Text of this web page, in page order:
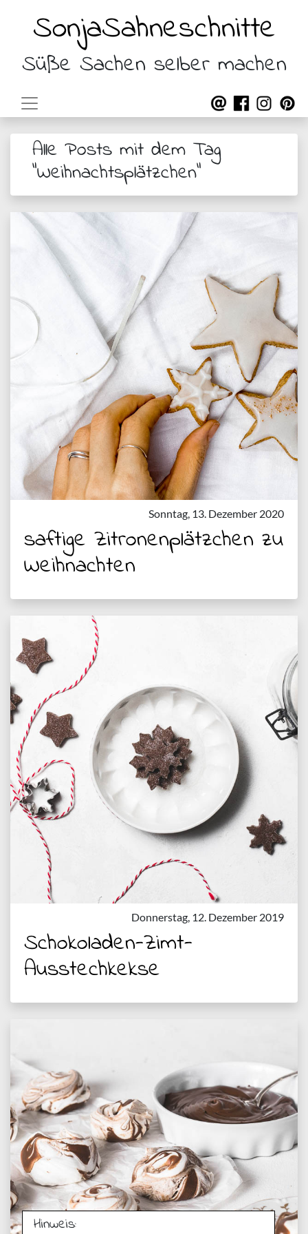
SonjaSahneschnitte
Süße Sachen selber machen
Alle Posts mit dem Tag
"Weihnachtsplätzchen"
Sonntag, 13. Dezember 2020
saftige Zitronenplätzchen zu
Weihnachten
Donnerstag, 12. Dezember 2019
Schokoladen-Zimt-
Ausstechkekse
Hinweis: